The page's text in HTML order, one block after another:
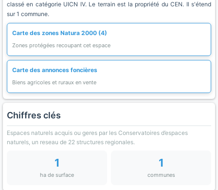
classé en catégorie UICN IV. Le terrain est la propriété du CEN. Il s'étend
sur 1 commune.
Carte des zones Natura 2000 (4)
Zones protégées recoupant cet espace
Carte des annonces foncières
Biens agricoles et ruraux en vente
Chiffres clés
Espaces naturels acquis ou geres par les Conservatoires d’espaces
naturels, un reseau de 22 structures regionales.
1
ha de surface
1
communes